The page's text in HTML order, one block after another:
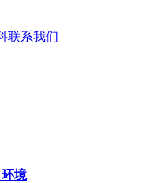
联系我们
境